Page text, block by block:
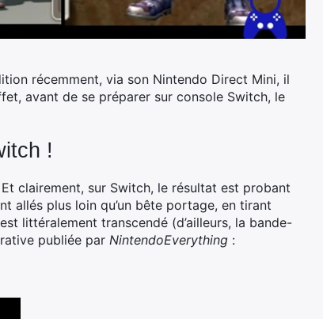
récemment, via son Nintendo Direct Mini, il
avant de se préparer sur console Switch, le
!
clairement, sur Switch, le résultat est probant
allés plus loin qu’un bête portage, en tirant
littéralement transcendé (d’ailleurs, la bande-
publiée par NintendoEverything :